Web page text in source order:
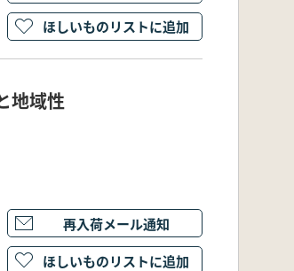
ほしいものリストに追加
地域性
再入荷メール通知
ほしいものリストに追加